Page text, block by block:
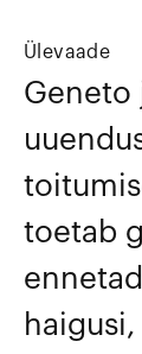
Ülevaade
Geneto
toetab